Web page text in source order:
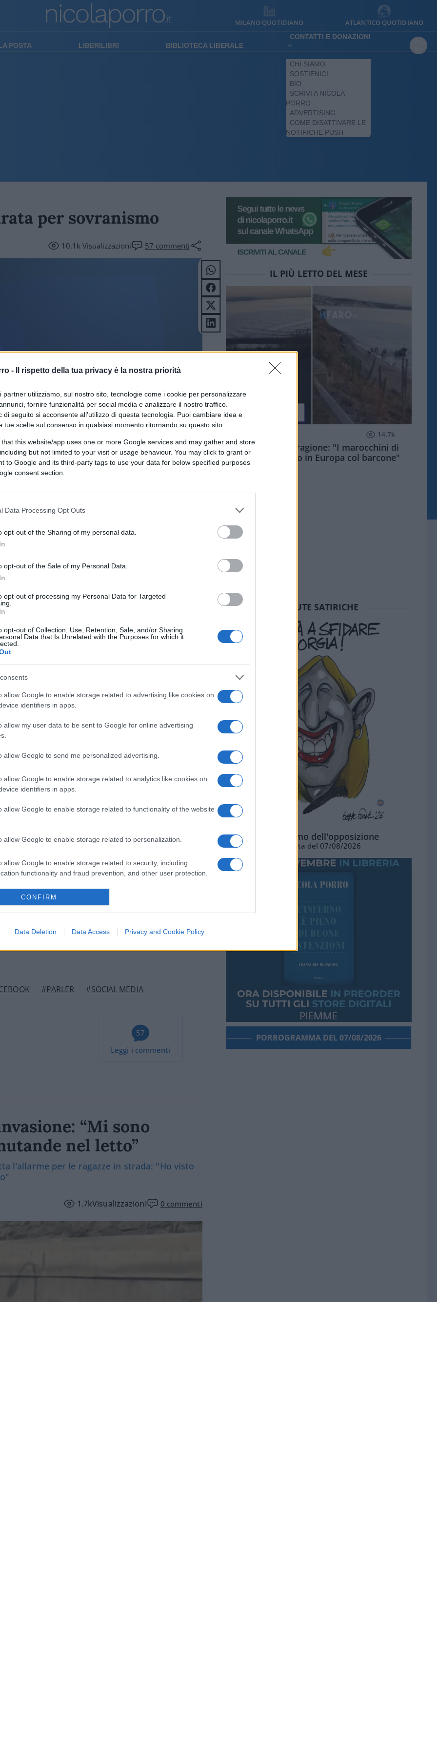
- Il rispetto della tua privacy è la nostra priorità
partner utilizziamo, sul nostro sito, tecnologie come i cookie per personalizzare
fornire funzionalità per social media e analizzare il nostro traffico.
di seguito si acconsente all'utilizzo di questa tecnologia. Puoi cambiare idea e
tue scelte sul consenso in qualsiasi momento ritornando su questo sito
that this website/app uses one or more Google services and may gather and store
but not limited to your visit or usage behaviour. You may click to grant or
to Google and its third-party tags to use your data for below specified purposes
consent section.
Data Processing Opt Outs
opt-out of the Sharing of my personal data.
opt-out of the Sale of my Personal Data.
opt-out of processing my Personal Data for Targeted
opt-out of Collection, Use, Retention, Sale, and/or Sharing
Data that Is Unrelated with the Purposes for which it
allow Google to enable storage related to advertising like cookies on
identifiers in apps.
allow my user data to be sent to Google for online advertising
allow Google to send me personalized advertising.
allow Google to enable storage related to analytics like cookies on
identifiers in apps.
allow Google to enable storage related to functionality of the website
allow Google to enable storage related to personalization.
allow Google to enable storage related to security, including
functionality and fraud prevention, and other user protection.
CONFIRM
Data Deletion Data Access Privacy and Cookie Policy
MILANO QUOTIDIANO ATLANTICO QUOTIDIANO
POSTA LIBERILIBRI BIBLIOTECA LIBERALE
CONTATTI E DONAZIONI
CHI SIAMO
SOSTIENICI
BIO
SCRIVI A NICOLA
PORRO
ADVERTISING
COME DISATTIVARE LE
NOTIFICHE PUSH
per sovranismo
10.1kVisualizzazioni 57 commenti
su Google
“alternativa” ai più tradizionali
imperdonabile crimine contro l’umanità:
è sparita dal web.
nella luminosa storia del
mai più. Così, dopo le
Amazon, Google e Apple lo hanno
sconparso dalla Rete.
la libertà d’espressione ai capricci
tolte nel nome della salute.
dalle praterie che le si schiudono, stia
una realtà, un popolo che non le va a
Ma quel disagio resta. Anzi, si acuisce
per ora cibernetico. Dove ci porterà
Oscurare tutte le pagine internet
da “contrordine, compagni”: ai tempi di
un pericolo: vanno sorvegliati,
delle opinioni scomode, con la
Ma cosa garantisce a lorsignori
di tassarli di più, i giganti del web non
#PARLER
#SOCIAL MEDIA
57
Leggi i commenti
“Mi sono
nel letto”
l'allarme per le ragazze in strada: "Ho visto
1.7kVisualizzazioni 0 commenti
IL PIÙ LETTO DEL MESE
14.7k
Meloni aveva ragione: "I marocchini di
Ceuta sbarcano in Europa col barcone"
SEDUTE SATIRICHE
L'ottimismo dell'opposizione
Vignetta del 07/08/2026
PORROGRAMMA DEL 07/08/2026